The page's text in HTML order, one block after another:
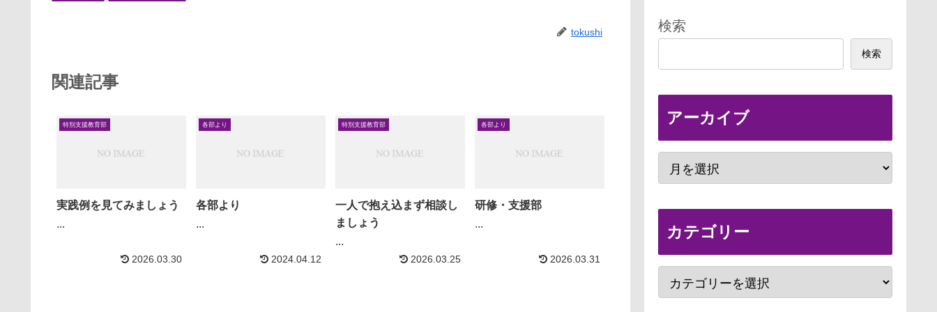
tokushi
関連記事
特別支援教育部
実践例を見てみましょう
...
2026.03.30
各部より
各部より
...
2024.04.12
特別支援教育部
一人で抱え込まず相談し
ましょう
...
2026.03.25
各部より
研修・支援部
...
2026.03.31
検索
検索
アーカイブ
カテゴリー